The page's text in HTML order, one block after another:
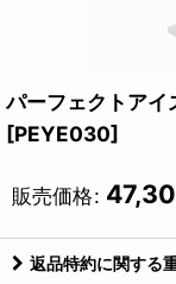
パーフェクトアイ
[PEYE030]
販売価格:
返品特約に関する